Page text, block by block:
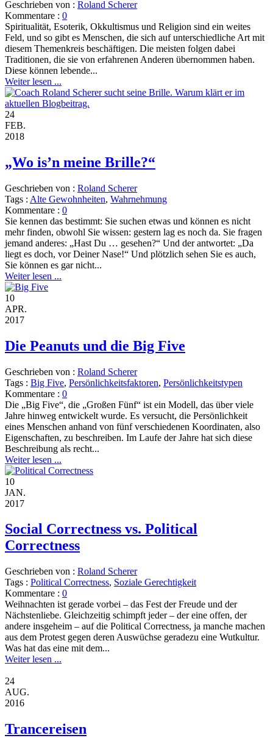
Geschrieben von : Roland Scherer
Kommentare : 0
Spiritualität, Esoterik, Okkultismus und Religion sind ein weites
Feld, und so gibt es Menschen, die sich auf unterschiedliche Art mit
diesem Themenkreis beschäftigen. Die meisten folgen dabei
Traditionen, die sie von erfahrenen Anderen übernommen haben.
Diese können lebende...
Weiter lesen ...
24
FEB.
2018
„Wo is’n meine Brille?“
Geschrieben von : Roland Scherer
Tags : Alte Gewohnheiten, Wahrnehmung
Kommentare : 0
Sie kennen das bestimmt: Sie suchen etwas und können es nicht
mehr finden, obwohl Sie wissen: gestern lag es noch da. Sie fragen
jemand anderes: „Hast Du … gesehen?“ Und der antwortet: „Da
liegt es doch, vor Deiner Nase!“ Und plötzlich sehen Sie es auch,
Sie können es gar nicht...
Weiter lesen ...
10
APR.
2017
Die Peanuts und die Big Five
Geschrieben von : Roland Scherer
Tags : Big Five, Persönlichkeitsfaktoren, Persönlichkeitstypen
Kommentare : 0
Die „Big Five“, die „Großen Fünf“ ist ein Modell, das über viele
Jahre hinweg entwickelt wurde. Es versucht, die Persönlichkeit
eines Menschen anhand von fünf verschiedenen Koordinaten, also
Eigenschaften, zu beschreiben. Im Laufe der Jahre hat sich diese
Beschreibung als recht...
Weiter lesen ...
10
JAN.
2017
Social Correctness vs. Political
Correctness
Geschrieben von : Roland Scherer
Tags : Political Correctness, Soziale Gerechtigkeit
Kommentare : 0
Weihnachten ist gerade vorbei – das Fest der Freude und der
Nächstenliebe. Gleichzeitig schimpft jeder – der eine offen, der
andere insgeheim – auf die Political Correctness, ja manche machen
aus dem Protest gegen deren Auswüchse geradezu eine Wutkultur.
Was hat das eine mit dem...
Weiter lesen ...
24
AUG.
2016
Trancereisen